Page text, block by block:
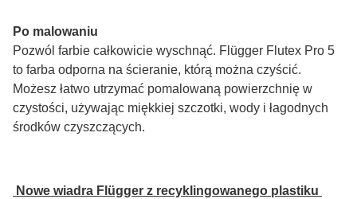
Po malowaniu
Pozwól farbie całkowicie wyschnąć. Flügger Flutex Pro 5
to farba odporna na ścieranie, którą można czyścić.
Możesz łatwo utrzymać pomalowaną powierzchnię w
czystości, używając miękkiej szczotki, wody i łagodnych
środków czyszczących.
Nowe wiadra Flügger z recyklingowanego plastiku